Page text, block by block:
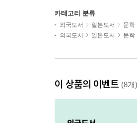
카테고리 분류
외국도서 일본도서 문학
외국도서
일본도서 문학
이 상품의 이벤트 (8개)